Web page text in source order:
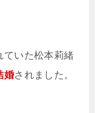
ていた松本莉緒
婚されました。